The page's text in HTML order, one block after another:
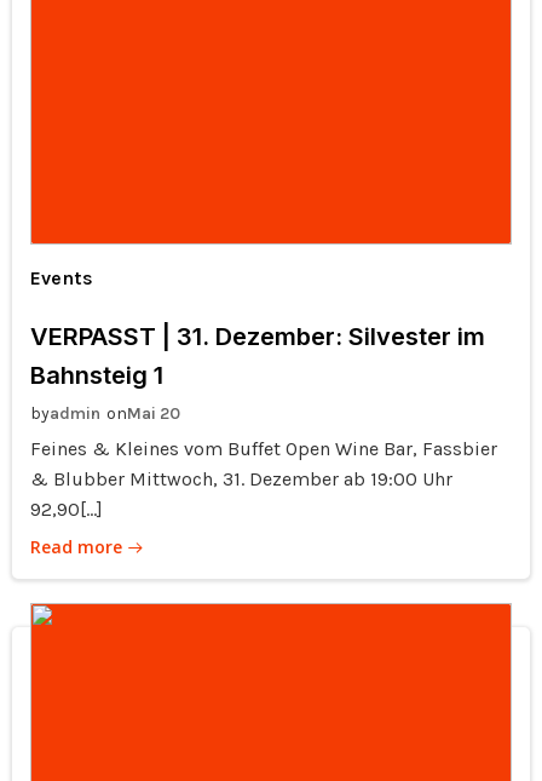
Events
VERPASST | 31. Dezember: Silvester im
Bahnsteig 1
byadmin onMai 20
Feines & Kleines vom Buffet Open Wine Bar, Fassbier
& Blubber Mittwoch, 31. Dezember ab 19:00 Uhr
92,90[…]
Read more